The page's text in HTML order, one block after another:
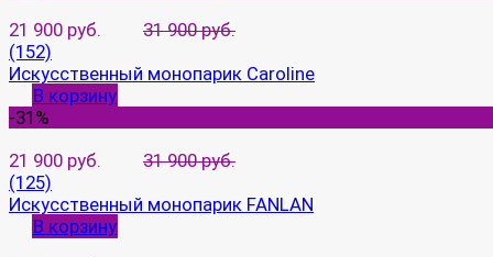
21 900 руб.
31 900 руб.
(152)
Искусственный монопарик Caroline
В корзину
-31%
21 900 руб.
31 900 руб.
(125)
Искусственный монопарик FANLAN
В корзину